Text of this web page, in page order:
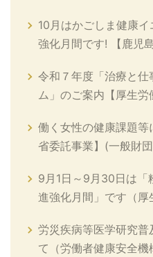
10月はかごしま健康
強化月間です! 【鹿児
令和７年度「治療と
ム」のご案内【厚生労
働く女性の健康課題
省委託事業】(一般財
9月1日～9月30日は「
進強化月間」です（厚
労災疾病等医学研究
て（労働者健康安全機